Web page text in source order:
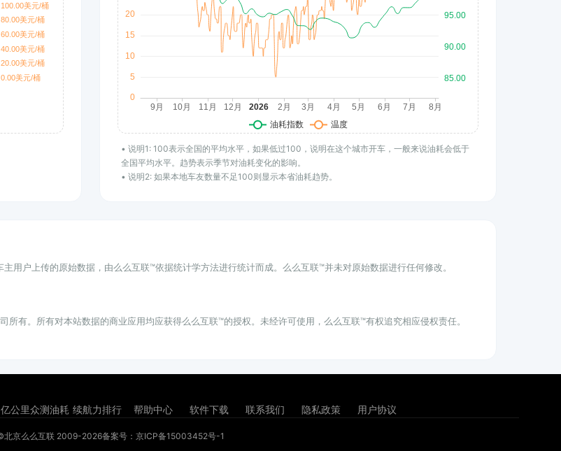
• 说明1: 100表示全国的平均水平，如果低过100，说明在这个城市开车，一般来说油耗会低于
全国平均水平。趋势表示季节对油耗变化的影响。
• 说明2: 如果本地车友数量不足100则显示本省油耗趋势。
用户上传的原始数据，由么么互联™依据统计学方法进行统计而成。么么互联™并未对原始数据进行任何修改。
有。所有对本站数据的商业应用均应获得么么互联™的授权。未经许可使用，么么互联™有权追究相应侵权责任。
亿公里众测油耗 续航力排行 帮助中心 软件下载 联系我们 隐私政策 用户协议
京么么互联 2009-2026备案号：京ICP备15003452号-1